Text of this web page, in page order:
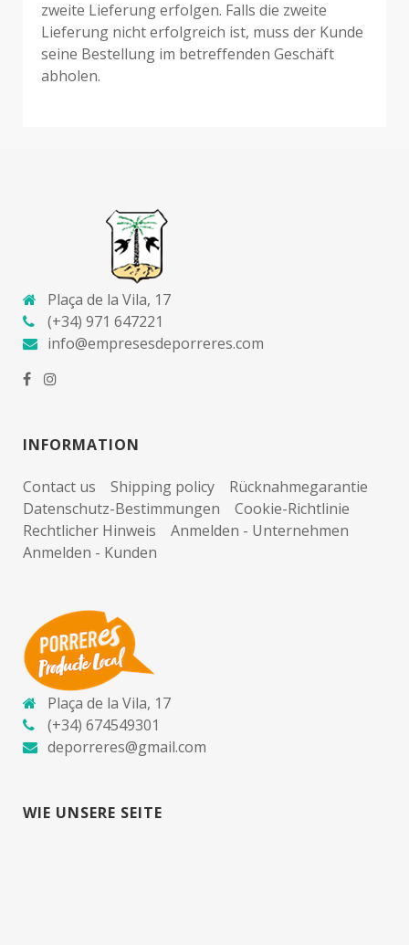
zweite Lieferung erfolgen. Falls die zweite
Lieferung nicht erfolgreich ist, muss der Kunde
seine Bestellung im betreffenden Geschäft
abholen.
Plaça de la Vila, 17
(+34) 971 647221
info@empresesdeporreres.com
INFORMATION
Contact us Shipping policy
Rücknahmegarantie
Datenschutz-Bestimmungen
Cookie-Richtlinie
Rechtlicher Hinweis
Anmelden - Unternehmen
Anmelden - Kunden
Plaça de la Vila, 17
(+34) 674549301
deporreres@gmail.com
WIE UNSERE SEITE